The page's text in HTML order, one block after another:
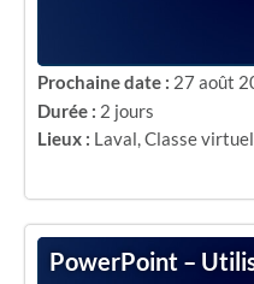
Prochaine date : 27 août
Durée : 2 jours
Lieux : Laval,Classe
PowerPoint –